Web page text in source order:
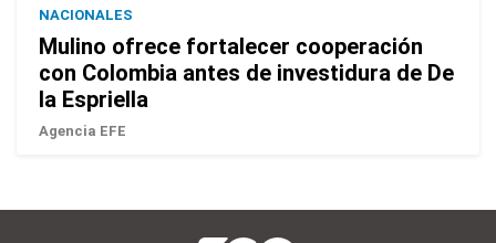
NACIONALES
Mulino ofrece fortalecer cooperación
con Colombia antes de investidura de De
la Espriella
Agencia EFE